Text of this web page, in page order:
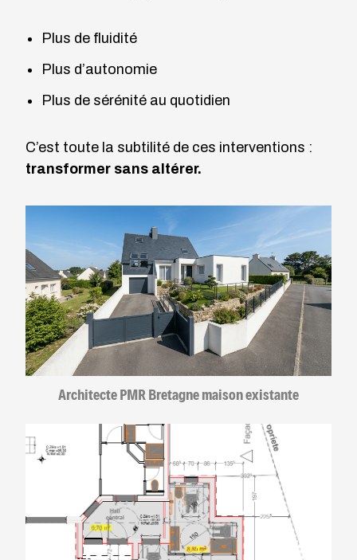
Plus de fluidité
Plus d’autonomie
Plus de sérénité au quotidien
C’est toute la subtilité de ces interventions :
transformer sans altérer.
Architecte PMR Bretagne maison existante